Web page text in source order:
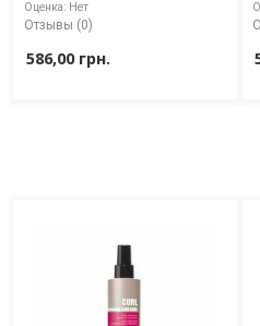
Оценка: Нет
Отзывы (0)
586,00 грн.